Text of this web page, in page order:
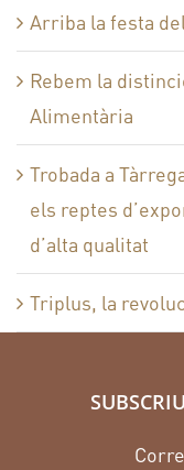
Arriba la festa
Rebem la
Alimentària
Trobada a
els reptes
d’alta qualitat
Triplus, la